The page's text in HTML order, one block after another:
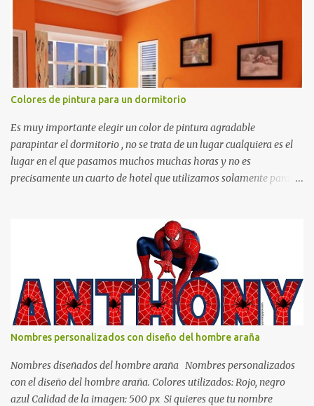
otras cosas.
Colores de pintura para un dormitorio
Es muy importante elegir un color de pintura agradable
parapintar el dormitorio , no se trata de un lugar cualquiera es el
lugar en el que pasamos muchos muchas horas y no es
precisamente un cuarto de hotel que utilizamos solamente para
cómodo y también para nuestra vista. Te mostramos algunas
sugerencias que pueden brindar la elegancia y estilo que buscas
para tu dormitorio. El color naranja es una buena opción para
recibir esa luz y felicidad que todo ser humano necesita. El color
blanco es ideal para lograr el relax total, es un color que va con
todo y además es color bastante limpio que te dará esa sensación
de calidez. Los colores terra son excelentes para usar en el
dormitorio nos brinda esa sensación de tranquilidad y confort. El
color gris es un color muy relajante y por lo tanto entra en la lista
de colo...
Nombres personalizados con diseño del hombre araña
Nombres diseñados del hombre araña Nombres personalizados
con el diseño del hombre araña. Colores utilizados: Rojo, negro
azul Calidad de la imagen: 500 px Si quieres que tu nombre